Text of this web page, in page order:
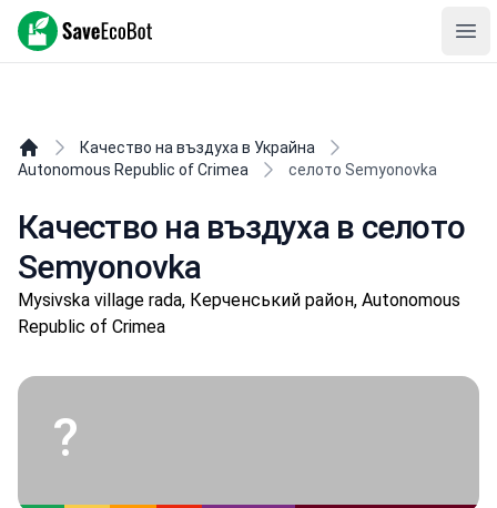
SaveEcoBot
Качество на въздуха в Украйна
Autonomous Republic of Crimea
селото Semyonovka
Качество на въздуха в селото
Semyonovka
Mysivska village rada, Керченський район, Autonomous
Republic of Crimea
?